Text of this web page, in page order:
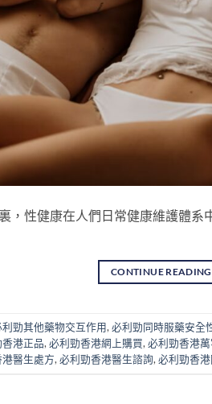
，性健康在人們日常健康維護體系
CONTINUE READING
利勁其他藥物交互作用,必利勁同時服藥安全
港正品,必利勁香港網上購買,必利勁香港萬
醫生處方,必利勁香港醫生諮詢,必利勁香